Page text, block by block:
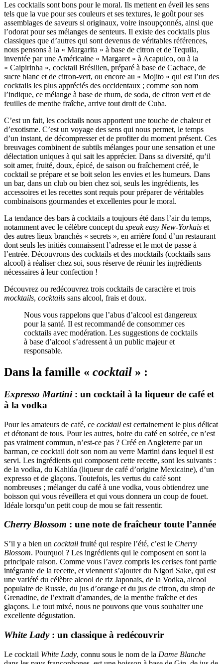
Les cocktails sont bons pour le moral. Ils mettent en éveil les sens
tels que la vue pour ses couleurs et ses textures, le goût pour ses
assemblages de saveurs si originaux, voire insoupçonnés, ainsi que
l’odorat pour ses mélanges de senteurs. Il existe des cocktails plus
classiques que d’autres qui sont devenus de véritables références,
nous pensons à la « Margarita » à base de citron et de Tequila,
inventée par une Américaine « Margaret » à Acapulco, ou à la
« Caipirinha », cocktail Brésilien, préparé à base de Cachace, de
sucre blanc et de citron-vert, ou encore au « Mojito » qui est l’un des
cocktails les plus appréciés des occidentaux ; comme son nom
l’indique, ce mélange à base de rhum, de soda, de citron vert et de
feuilles de menthe fraîche, arrive tout droit de Cuba.
C’est un fait, les cocktails nous apportent une touche de chaleur et
d’exotisme. C’est un voyage des sens qui nous permet, le temps
d’un instant, de décompresser et de profiter du moment présent. Ces
breuvages combinent de subtils mélanges pour une sensation et une
délectation uniques à qui sait les apprécier. Dans sa diversité, qu’il
soit amer, fruité, doux, épicé, de saison ou fraîchement créé, le
cocktail se prépare et se boit selon les envies et les humeurs. Dans
un bar, dans un club ou bien chez soi, seuls les ingrédients, les
accessoires et les recettes sont requis pour préparer de véritables
combinaisons gourmandes et excellentes pour le moral.
La tendance des bars à cocktails a toujours été dans l’air du temps,
notamment avec le célèbre concept du speak easy New-Yorkais et
des autres lieux branchés « secrets », en arrière fond d’un restaurant
dont seuls les initiés connaissent l’adresse et le mot de passe à
l’entrée. Découvrons des cocktails et des mocktails (cocktails sans
alcool) à réaliser chez soi, sous réserve de réunir les ingrédients
nécessaires à leur confection !
Découvrez ou redécouvrez trois cocktails de caractère et trois
mocktails, cocktails sans alcool, frais et doux.
Nous vous rappelons que l’abus d’alcool est dangereux
pour la santé. Il est recommandé de consommer ces
cocktails avec modération. Les suggestions de cocktails
à base d’alcool s’adressent à un public majeur et
responsable.
Dans la famille « cocktail » :
Expresso Martini: un cocktail à la liqueur de café et
à la vodka
Pour les amateurs de café, ce cocktail est certainement le plus délicat
et détonant de tous. Pour les autres, boire du café en soirée, ce n’est
pas vraiment commun, n’est-ce pas ? Créé en Angleterre par un
barman, ce cocktail doit son nom au verre Martini dans lequel il est
servi. Les ingrédients qui composent cette recette, sont les suivants :
de la vodka, du Kahlúa (liqueur de café d’origine Mexicaine), d’un
expresso et de glaçons. Toutefois, les vertus du café sont
nombreuses ; mélanger du café à une vodka, vous obtiendrez une
boisson qui vous réveillera et qui vous donnera un coup de fouet.
Idéale lorsqu’un petit coup de mou se fait ressentir.
Cherry Blossom : une note de fraîcheur toute l’année
S’il y a bien un cocktail fruité qui respire l’été, c’est le Cherry
Blossom. Pourquoi ? Les ingrédients qui le composent en sont la
principale raison. Comme vous l’avez compris les cerises font partie
intégrante de la recette, et viennent s’ajouter du Nigori Sake, qui est
une variété du célèbre alcool de riz Japonais, de la Vodka, alcool
populaire de Russie, du jus d’orange et du jus de citron, du sirop de
Grenadine, de l’extrait d’amandes, de la menthe fraîche et des
glaçons. Le tout mixé, nous ne pouvons que vous souhaiter une
excellente dégustation.
White Lady: un classique à redécouvrir
Le cocktail White Lady, connu sous le nom de la Dame Blanche